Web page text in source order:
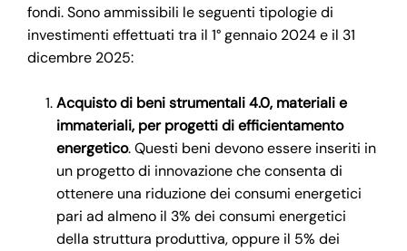
fondi. Sono ammissibili le seguenti tipologie di
investimenti effettuati tra il 1° gennaio 2024 e il 31
dicembre 2025:
Acquisto di beni strumentali 4.0, materiali e
immateriali, per progetti di efficientamento
energetico. Questi beni devono essere inseriti in
un progetto di innovazione che consenta di
ottenere una riduzione dei consumi energetici
pari ad almeno il 3% dei consumi energetici
della struttura produttiva, oppure il 5% dei